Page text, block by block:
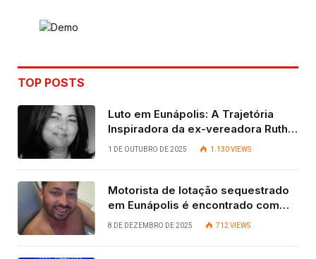
TOP POSTS
Luto em Eunápolis: A Trajetória
Inspiradora da ex-vereadora Ruth
Contadora
1 DE OUTUBRO DE 2025 1.130VIEWS
Motorista de lotação sequestrado
em Eunápolis é encontrado com
vida após quatro dias.
8 DE DEZEMBRO DE 2025 712 VIEWS